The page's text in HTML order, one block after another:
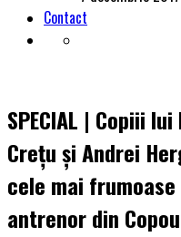
Contact
SPECIAL | Copiii
Crețu și Andrei
cele mai
antrenor din Copou